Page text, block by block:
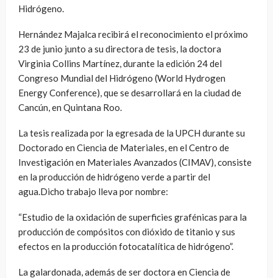
Hidrógeno.
Hernández Majalca recibirá el reconocimiento el próximo
23 de junio junto a su directora de tesis, la doctora
Virginia Collins Martínez, durante la edición 24 del
Congreso Mundial del Hidrógeno (World Hydrogen
Energy Conference), que se desarrollará en la ciudad de
Cancún, en Quintana Roo.
La tesis realizada por la egresada de la UPCH durante su
Doctorado en Ciencia de Materiales, en el Centro de
Investigación en Materiales Avanzados (CIMAV), consiste
en la producción de hidrógeno verde a partir del
agua.Dicho trabajo lleva por nombre:
“Estudio de la oxidación de superficies grafénicas para la
producción de compósitos con dióxido de titanio y sus
efectos en la producción fotocatalítica de hidrógeno”.
La galardonada, además de ser doctora en Ciencia de